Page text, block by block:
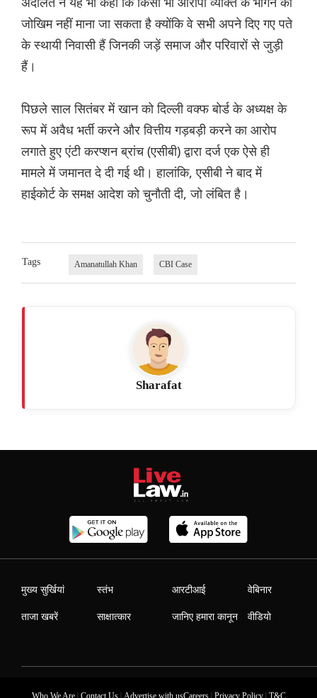
जोखिम नहीं माना जा सकता है क्योंकि वे सभी अपने दिए गए पते
के स्थायी निवासी हैं जिनकी जड़ें समाज और परिवारों से जुड़ी
हैं।
पिछले साल सितंबर में खान को दिल्ली वक्फ बोर्ड के अध्यक्ष के
रूप में अवैध भर्ती करने और वित्तीय गड़बड़ी करने का आरोप
लगाते हुए एंटी करप्शन ब्रांच (एसीबी) द्वारा दर्ज एक ऐसे ही
मामले में जमानत दे दी गई थी। हालांकि, एसीबी ने बाद में
हाईकोर्ट के समक्ष आदेश को चुनौती दी, जो लंबित है।
Tags Amanatullah Khan CBI Case
Sharafat
मुख्य सुर्खियां
ताजा खबरें
स्तंभ
साक्षात्कार
आरटीआई
जानिए हमारा कानून
वेबिनार
वीडियो
Who We Are Contact Us Advertise with usCareers Privacy Policy T&C